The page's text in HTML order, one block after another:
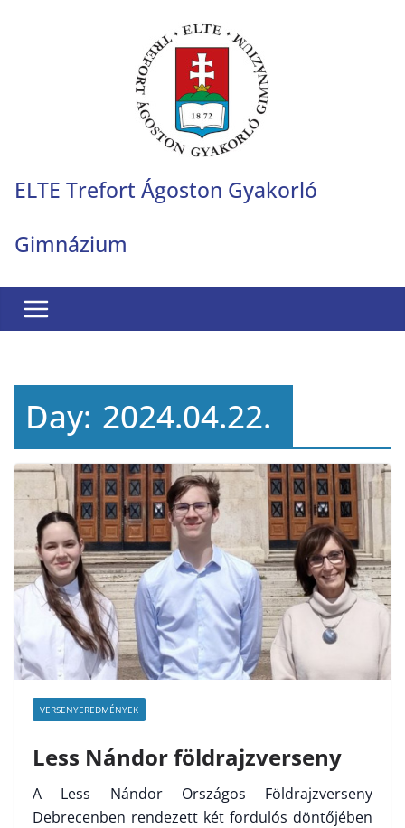
ELTE Trefort Ágoston Gyakorló
Gimnázium
Day: 2024.04.22.
VERSENYEREDMÉNYEK
Less Nándor földrajzverseny
A Less Nándor Országos Földrajzverseny
Debrecenben rendezett két fordulós döntőjében